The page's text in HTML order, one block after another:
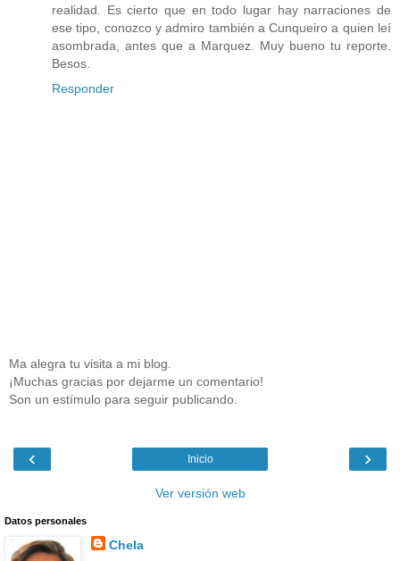
realidad. Es cierto que en todo lugar hay narraciones de
ese tipo, conozco y admiro también a Cunqueiro a quien leí
asombrada, antes que a Marquez. Muy bueno tu reporte.
Besos.
Responder
Ma alegra tu visita a mi blog.
¡Muchas gracias por dejarme un comentario!
Son un estímulo para seguir publicando.
‹ ›
Inicio
Ver versión web
Datos personales
Chela